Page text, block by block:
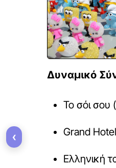
Δυναμικό
Το σόι σου
Grand
Ελληνική
‹